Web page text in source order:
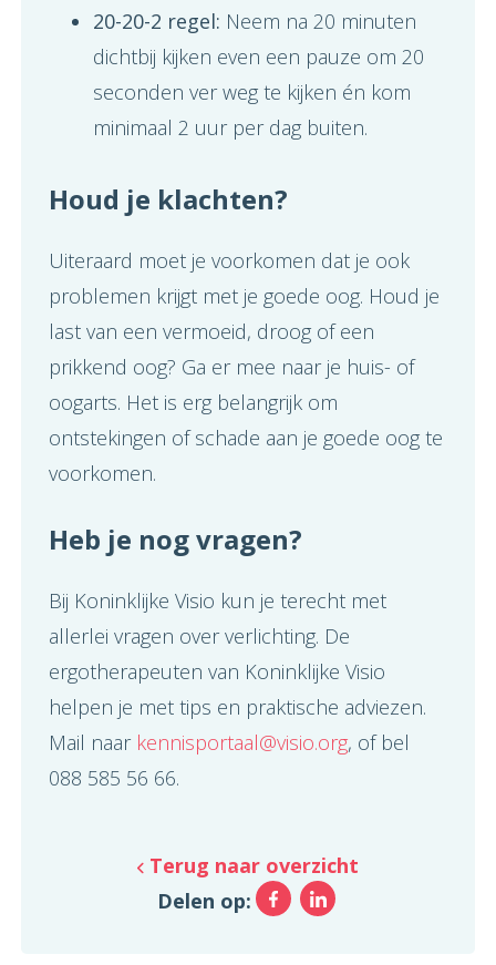
20-20-2 regel: Neem na 20 minuten
dichtbij kijken even een pauze om 20
seconden ver weg te kijken én kom
minimaal 2 uur per dag buiten.
Houd je klachten?
Uiteraard moet je voorkomen dat je ook
problemen krijgt met je goede oog. Houd je
last van een vermoeid, droog of een
prikkend oog? Ga er mee naar je huis- of
oogarts. Het is erg belangrijk om
ontstekingen of schade aan je goede oog te
voorkomen.
Heb je nog vragen?
Bij Koninklijke Visio kun je terecht met
allerlei vragen over verlichting. De
ergotherapeuten van Koninklijke Visio
helpen je met tips en praktische adviezen.
Mail naar kennisportaal@visio.org, of bel
088 585 56 66.
Terug naar overzicht
Delen op:
Facebook
LinkedIn